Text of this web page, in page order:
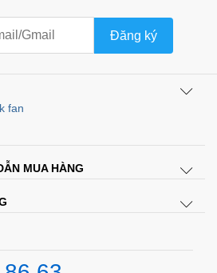
ngoài trời
Đăng ký
fan
MUA HÀNG